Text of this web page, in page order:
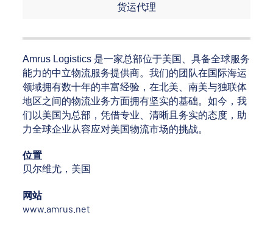
货运代理
Amrus Logistics 是一家总部位于美国、具备全球服务
能力的中立物流服务提供商。我们的团队在国际海运
领域拥有数十年的丰富经验，在北美、南美与独联体
地区之间的物流业务方面拥有坚实的基础。如今，我
们以美国为总部，凭借专业、清晰且务实的态度，助
力全球企业从容应对美国物流市场的挑战。
位置
贝尔维尤，美国
网站
www.amrus.net